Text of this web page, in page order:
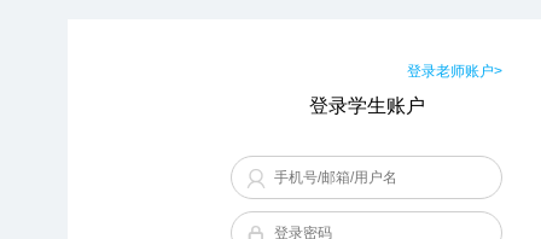
登录老师账户>
登录学生账户